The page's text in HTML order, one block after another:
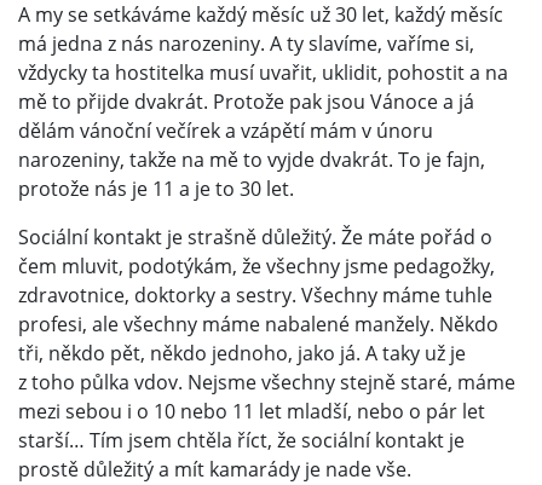
A my se setkáváme každý měsíc už 30 let, každý měsíc
má jedna z nás narozeniny. A ty slavíme, vaříme si,
vždycky ta hostitelka musí uvařit, uklidit, pohostit a na
mě to přijde dvakrát. Protože pak jsou Vánoce a já
dělám vánoční večírek a vzápětí mám v únoru
narozeniny, takže na mě to vyjde dvakrát. To je fajn,
protože nás je 11 a je to 30 let.
Sociální kontakt je strašně důležitý. Že máte pořád o
čem mluvit, podotýkám, že všechny jsme pedagožky,
zdravotnice, doktorky a sestry. Všechny máme tuhle
profesi, ale všechny máme nabalené manžely. Někdo
tři, někdo pět, někdo jednoho, jako já. A taky už je
z toho půlka vdov. Nejsme všechny stejně staré, máme
mezi sebou i o 10 nebo 11 let mladší, nebo o pár let
starší… Tím jsem chtěla říct, že sociální kontakt je
prostě důležitý a mít kamarády je nade vše.